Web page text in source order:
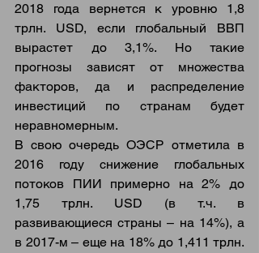
2018 года вернется к уровню 1,8
трлн. USD, если глобальный ВВП
вырастет до 3,1%. Но такие
прогнозы зависят от множества
факторов, да и распределение
инвестиций по странам будет
неравномерным.
В свою очередь ОЭСР отметила в
2016 году снижение глобальных
потоков ПИИ примерно на 2% до
1,75 трлн. USD (в т.ч. в
развивающиеся страны – на 14%), а
в 2017-м – еще на 18% до 1,411 трлн.